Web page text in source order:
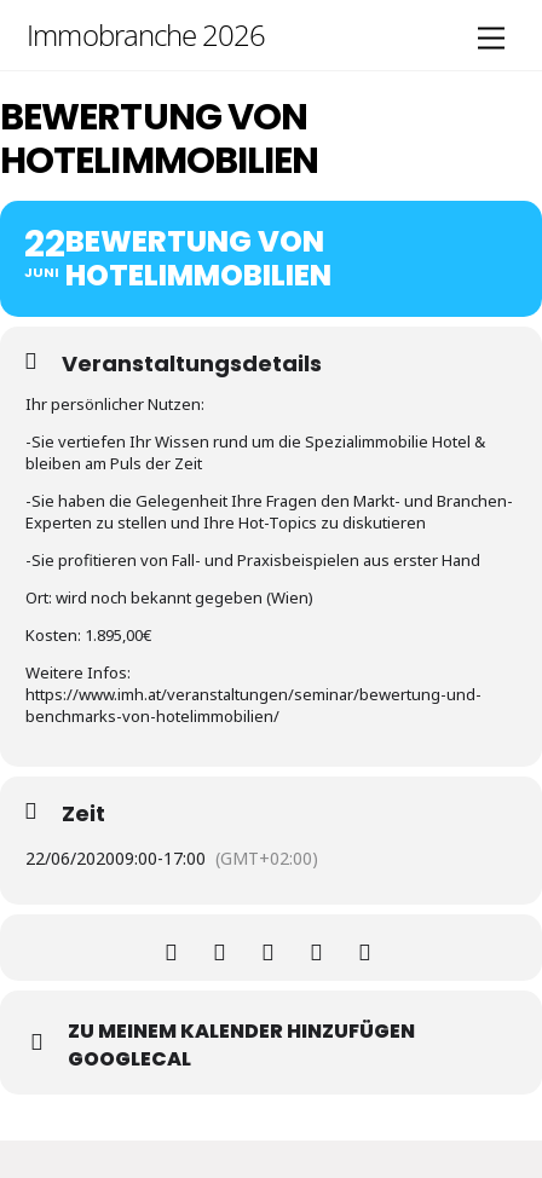
Immobranche 2026
BEWERTUNG VON
HOTELIMMOBILIEN
22
JUNI
BEWERTUNG VON
HOTELIMMOBILIEN
Veranstaltungsdetails
Ihr persönlicher Nutzen:
-Sie vertiefen Ihr Wissen rund um die Spezialimmobilie Hotel &
bleiben am Puls der Zeit
-Sie haben die Gelegenheit Ihre Fragen den Markt- und Branchen-
Experten zu stellen und Ihre Hot-Topics zu diskutieren
-Sie profitieren von Fall- und Praxisbeispielen aus erster Hand
Ort: wird noch bekannt gegeben (Wien)
Kosten: 1.895,00€
Weitere Infos:
https://www.imh.at/veranstaltungen/seminar/bewertung-und-
benchmarks-von-hotelimmobilien/
Zeit
22/06/202009:00-17:00 (GMT+02:00)
ZU MEINEM KALENDER HINZUFÜGEN
GOOGLECAL